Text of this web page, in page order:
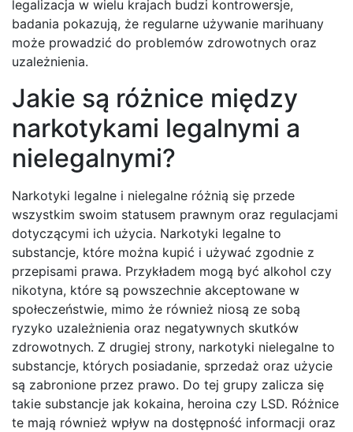
legalizacja w wielu krajach budzi kontrowersje,
badania pokazują, że regularne używanie marihuany
może prowadzić do problemów zdrowotnych oraz
uzależnienia.
Jakie są różnice między
narkotykami legalnymi a
nielegalnymi?
Narkotyki legalne i nielegalne różnią się przede
wszystkim swoim statusem prawnym oraz regulacjami
dotyczącymi ich użycia. Narkotyki legalne to
substancje, które można kupić i używać zgodnie z
przepisami prawa. Przykładem mogą być alkohol czy
nikotyna, które są powszechnie akceptowane w
społeczeństwie, mimo że również niosą ze sobą
ryzyko uzależnienia oraz negatywnych skutków
zdrowotnych. Z drugiej strony, narkotyki nielegalne to
substancje, których posiadanie, sprzedaż oraz użycie
są zabronione przez prawo. Do tej grupy zalicza się
takie substancje jak kokaina, heroina czy LSD. Różnice
te mają również wpływ na dostępność informacji oraz